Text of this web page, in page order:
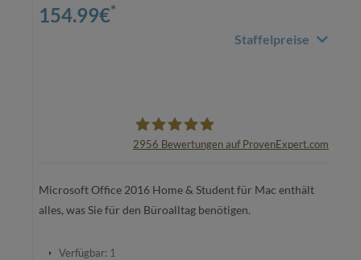
154.99€*
Staffelpreise
2956 Bewertungen auf ProvenExpert.com
Microsoft Office 2016 Home & Student für Mac enthält
alles, was Sie für den Büroalltag benötigen.
Verfügbar: 1